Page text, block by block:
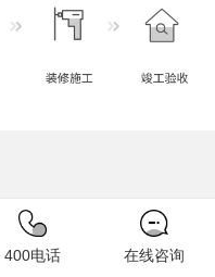
400电话 在线咨询